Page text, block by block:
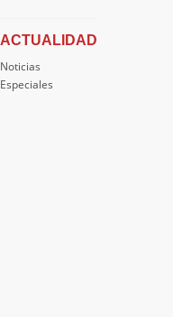
ACTUALIDAD
Noticias
Especiales